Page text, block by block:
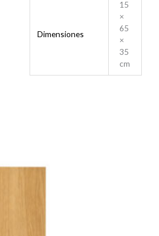
Dimensiones
15
×
65
×
35
cm